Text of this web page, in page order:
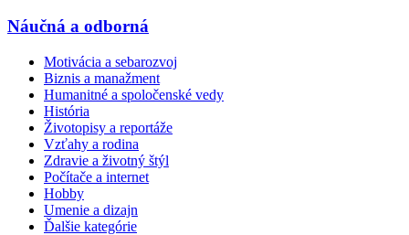
Náučná a odborná
Motivácia a sebarozvoj
Biznis a manažment
Humanitné a spoločenské vedy
História
Životopisy a reportáže
Vzťahy a rodina
Zdravie a životný štýl
Počítače a internet
Hobby
Umenie a dizajn
Ďalšie kategórie